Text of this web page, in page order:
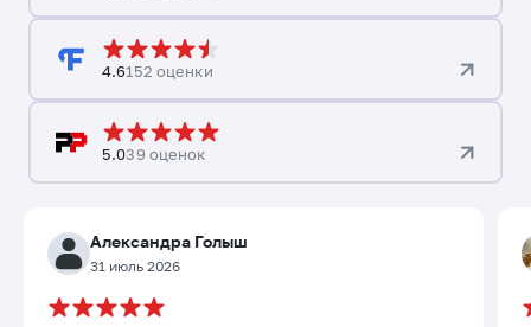
4.6152 оценки
5.039 оценок
Александра Голыш
31 июль 2026